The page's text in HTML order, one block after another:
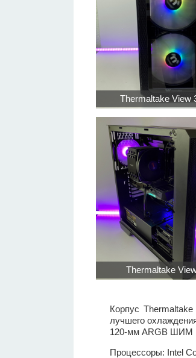
Thermaltake View
Thermaltake
Корпус
лучшего
120-мм ARGB ШИМ
Процессоры: Intel